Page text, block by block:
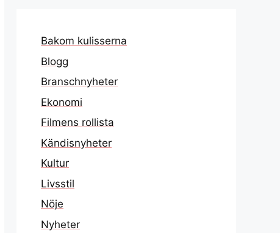
Bakom kulisserna
Blogg
Branschnyheter
Ekonomi
Filmens rollista
Kändisnyheter
Kultur
Livsstil
Nöje
Nyheter